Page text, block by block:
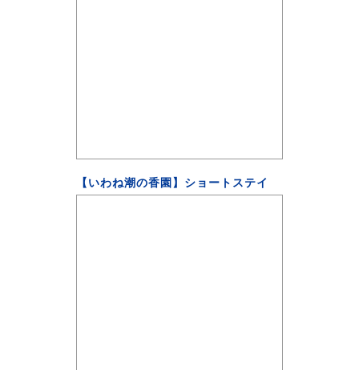
【いわね潮の香園】ショートステイ